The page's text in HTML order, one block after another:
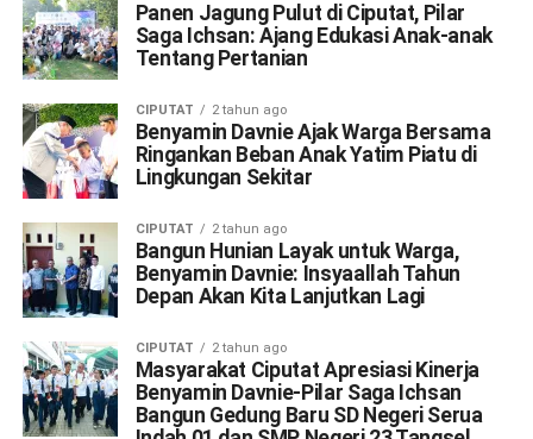
Panen Jagung Pulut di Ciputat, Pilar
Saga Ichsan: Ajang Edukasi Anak-anak
Tentang Pertanian
CIPUTAT 2 tahun ago
Benyamin Davnie Ajak Warga Bersama
Ringankan Beban Anak Yatim Piatu di
Lingkungan Sekitar
CIPUTAT 2 tahun ago
Bangun Hunian Layak untuk Warga,
Benyamin Davnie: Insyaallah Tahun
Depan Akan Kita Lanjutkan Lagi
CIPUTAT 2 tahun ago
Masyarakat Ciputat Apresiasi Kinerja
Benyamin Davnie-Pilar Saga Ichsan
Bangun Gedung Baru SD Negeri Serua